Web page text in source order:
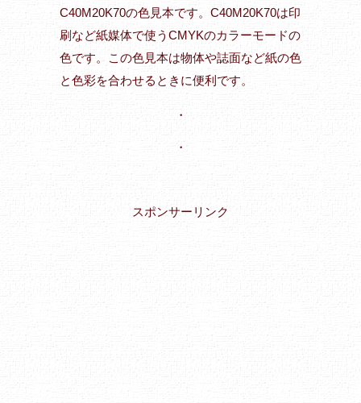
C40M20K70の色見本です。C40M20K70は印
刷など紙媒体で使うCMYKのカラーモードの
色です。この色見本は物体や誌面など紙の色
と色彩を合わせるときに便利です。
・
・
スポンサーリンク